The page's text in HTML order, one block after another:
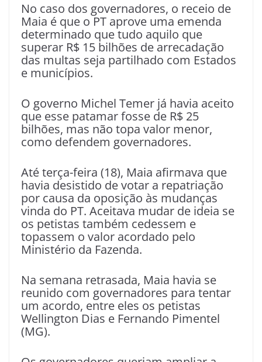
No caso dos governadores, o receio de
Maia é que o PT aprove uma emenda
determinado que tudo aquilo que
superar R$ 15 bilhões de arrecadação
das multas seja partilhado com Estados
e municípios.
O governo Michel Temer já havia aceito
que esse patamar fosse de R$ 25
bilhões, mas não topa valor menor,
como defendem governadores.
Até terça-feira (18), Maia afirmava que
havia desistido de votar a repatriação
por causa da oposição às mudanças
vinda do PT. Aceitava mudar de ideia se
os petistas também cedessem e
topassem o valor acordado pelo
Ministério da Fazenda.
Na semana retrasada, Maia havia se
reunido com governadores para tentar
um acordo, entre eles os petistas
Wellington Dias e Fernando Pimentel
(MG).